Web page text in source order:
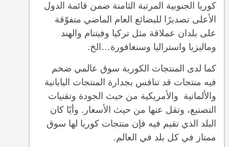
كوريا الجنوبية المرتبة الثامنة ضمن قائمة الدول
الأعلى تصديرًا للبضائع العام الماضي متفوّقة
على بلدان عملاقة مثل تركيا وفيتنام والهند
وماليزيا واستراليا وسنغافورة…الخ.
كما لدى المنتجات الكورية سوق عالمي ضخم
فيه منتجات قد تنافس بجدارة المنتجات اليابانية
والألمانية والأمريكية من حيث الجودة وتقنيات
التصنيع، وتقل عنها من حيث الأسعار. وأيًا كان
البلد الذي تقيم فيه فإن منتجات كوريا لها سوق
ممتاز في كل بلد في العالم.